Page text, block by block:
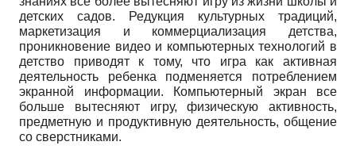
детских садов. Редукция культурных традиций,
маркетизация и коммерциализация детства,
проникновение видео и компьютерных технологий в
детство приводят к тому, что игра как активная
деятельность ребенка подменяется потреблением
экранной информации. Компьютерный экран все
больше вытесняют игру, физическую активность,
предметную и продуктивную деятельность, общение
со сверстниками.